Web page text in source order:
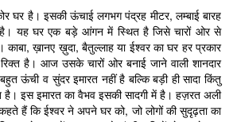
घर है। इसकी ऊंचाई लगभग पंद्रह मीटर, लम्बाई बारह
है। यह घर एक बड़े आंगन में स्थित है जिसे चारों ओर से
ख़ानए ख़ुदा, बैतुल्लाह या ईश्वर का घर हर प्रकार
है। आज उसके चारों ओर बनाई जाने वाली शानदार
ऊंची व सुंदर इमारत नहीं है बल्कि बड़ी ही सादा किंतु
है। इस इमारत का वैभव इसकी सादगी में है। हज़रत अली
हैं कि ईश्वर ने अपने घर को, जो लोगों की सुदृढ़ता का